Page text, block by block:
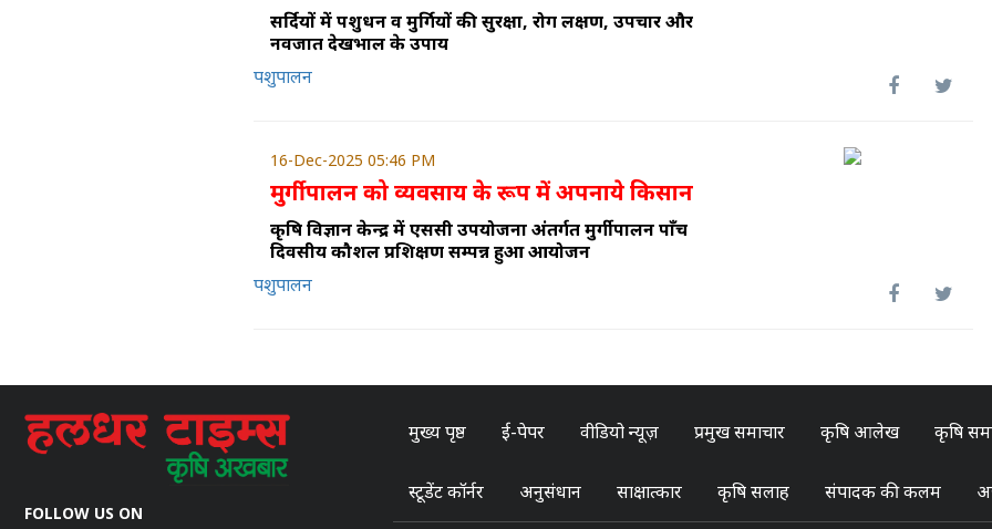
सर्दियों में पशुधन व मुर्गियों की सुरक्षा, रोग लक्षण, उपचार और
नवजात देखभाल के उपाय
पशुपालन
16-Dec-2025 05:46 PM
मुर्गीपालन को व्यवसाय के रूप में अपनाये किसान
कृषि विज्ञान केन्द्र में एससी उपयोजना अंतर्गत मुर्गीपालन पाँच
दिवसीय कौशल प्रशिक्षण सम्पन्न हुआ आयोजन
पशुपालन
FOLLOW US ON
मुख्य पृष्ठ ई-पेपर वीडियो न्यूज़ प्रमुख समाचार कृषि आलेख कृषि
स्टूडेंट कॉर्नर अनुसंधान साक्षात्कार कृषि सलाह संपादक की कलम